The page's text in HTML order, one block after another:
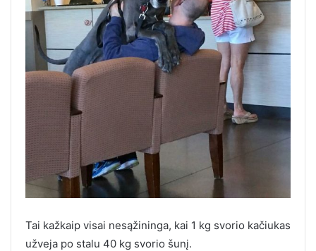
Tai kažkaip visai nesąžininga, kai 1 kg svorio kačiukas
užveja po stalu 40 kg svorio šunį.